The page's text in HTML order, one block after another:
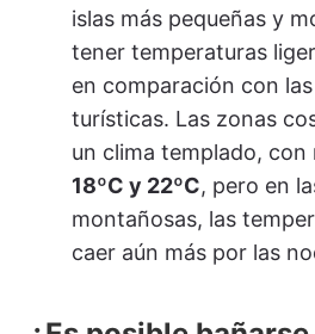
islas más pequeñas y
tener temperaturas
en comparación con
turísticas. Las zonas
un clima templado, con
18ºC y 22ºC, pero en
montañosas, las
caer aún más por las